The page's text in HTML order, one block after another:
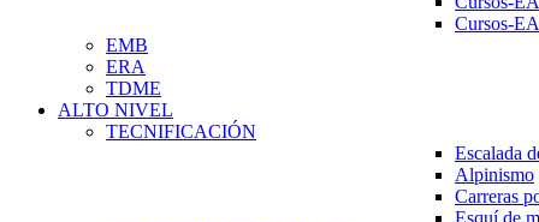
Cursos-
EMB
ERA
TDME
ALTO NIVEL
TECNIFICACIÓN
Escalada
Alpinismo
Carreras
Esquí de